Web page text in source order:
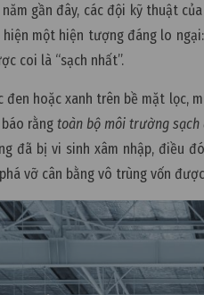
gần đây, các đội kỹ thuật của
một hiện tượng đáng lo ngại:
coi là “sạch nhất”.
đen hoặc xanh trên bề mặt lọc,
rằng toàn bộ môi trường
đã bị vi sinh xâm nhập, điều
vỡ cân bằng vô trùng vốn